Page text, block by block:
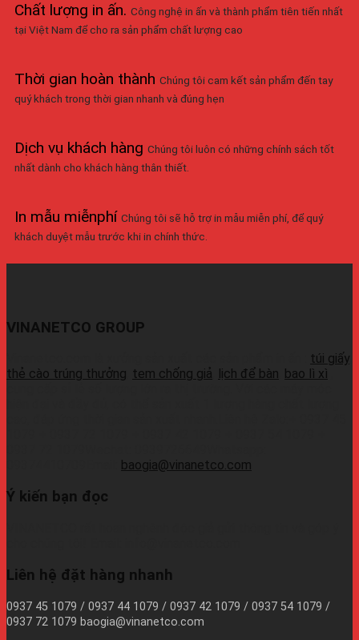
Chất lượng in ấn. Công nghệ in ấn và thành phẩm tiên tiến nhất
tại Việt Nam để cho ra sản phẩm chất lượng cao
Thời gian hoàn thành Chúng tôi cam kết sản phẩm đến tay
quý khách trong thời gian nhanh và đúng hẹn
Dịch vụ khách hàng Chúng tôi luôn có những chính sách tốt
nhất dành cho khách hàng thân thiết.
In mẫu miễnphí Chúng tôi sẽ hỗ trợ in mẫu miễn phí, để quý
khách duyệt mẫu trước khi in chính thức.
VINANETCO GROUP
túi giấy
thẻ cào trúng thưởng tem chống giả lịch để bàn bao lì xì
baogia@vinanetco.com
Ý kiến bạn đọc
Liên hệ đặt hàng nhanh
0937 45 1079 / 0937 44 1079 / 0937 42 1079 / 0937 54 1079 /
0937 72 1079 baogia@vinanetco.com